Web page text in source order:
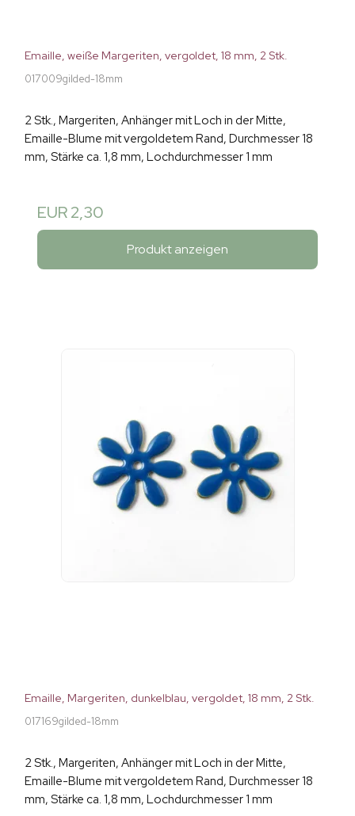
Emaille, weiße Margeriten, vergoldet, 18 mm, 2 Stk.
017009gilded-18mm
2 Stk., Margeriten, Anhänger mit Loch in der Mitte,
Emaille-Blume mit vergoldetem Rand, Durchmesser 18
mm, Stärke ca. 1,8 mm, Lochdurchmesser 1 mm
EUR 2,30
Produkt anzeigen
Emaille, Margeriten, dunkelblau, vergoldet, 18 mm, 2 Stk.
017169gilded-18mm
2 Stk., Margeriten, Anhänger mit Loch in der Mitte,
Emaille-Blume mit vergoldetem Rand, Durchmesser 18
mm, Stärke ca. 1,8 mm, Lochdurchmesser 1 mm